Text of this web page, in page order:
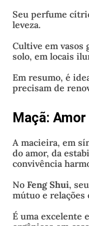
Seu perfume
leveza.
Cultive em vasos
solo, em locais
Em resumo, é
precisam de
Maçã:
A macieira, em
do amor, da
convivência
No Feng Shui,
mútuo e relações
É uma excelente